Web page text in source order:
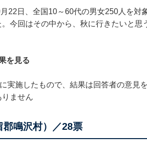
22日、全国10～60代の男女250人を対
今回はその中から、秋に行きたいと思
を見る
実施したもので、結果は回答者の意見
ません
鳴沢村）／28票